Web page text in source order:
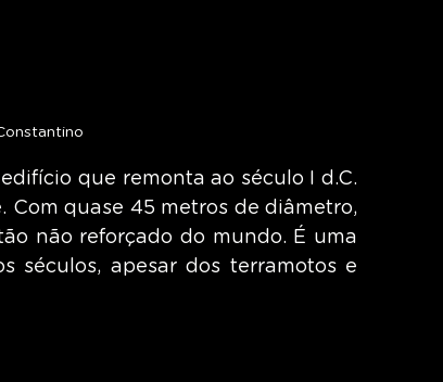
que remonta ao século I d.C.
quase 45 metros de diâmetro,
não reforçado do mundo. É uma
séculos, apesar dos terramotos e